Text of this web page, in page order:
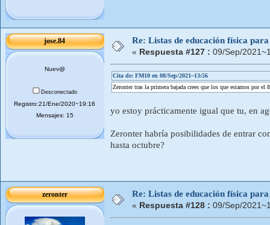
jose.84
Nuev@
Desconectado
Registro:21/Ene/2020~19:16
Mensajes: 15
Re: Listas de educación física
« Respuesta #127 : 09/Sep/
Cita de: FM10 en 08/Sep/2021~13:56
Zeronter tras la primera bajada crees que los que estamos por
yo estoy prácticamente igual que tu, en
Zeronter habría posibilidades de entrar
hasta octubre?
zeronter Re: Listas de educación física
« Respuesta #128 : 09/Sep/